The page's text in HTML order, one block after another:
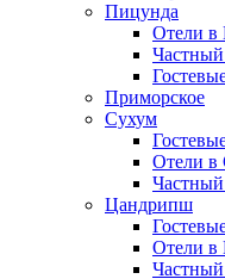
Пицунда
Отели в
Приморское
Сухум
Отели в
Цандрипш
Отели в